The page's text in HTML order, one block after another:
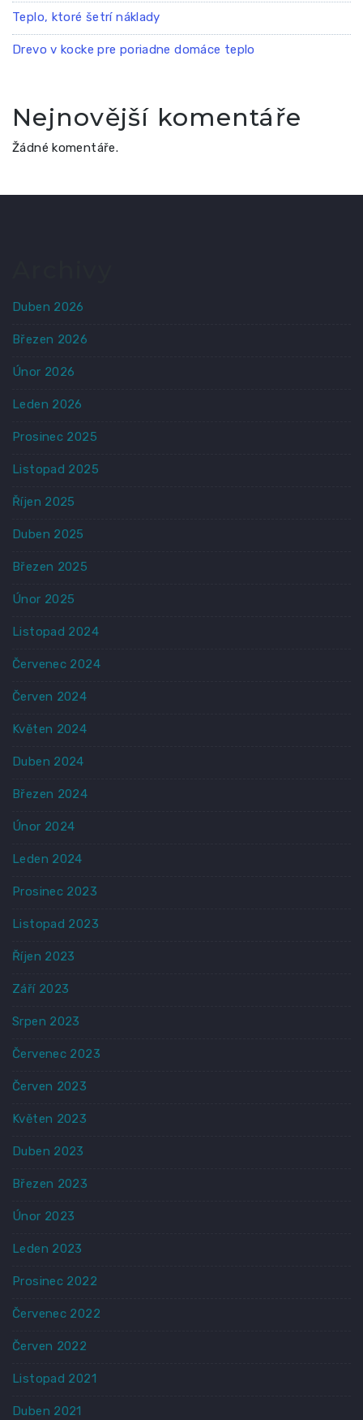
Teplo, ktoré šetrí náklady
Drevo v kocke pre poriadne domáce teplo
Nejnovější komentáře
Žádné komentáře.
Duben 2026
Březen 2026
Únor 2026
Leden 2026
Prosinec 2025
Listopad 2025
Říjen 2025
Duben 2025
Březen 2025
Únor 2025
Listopad 2024
Červenec 2024
Červen 2024
Květen 2024
Duben 2024
Březen 2024
Únor 2024
Leden 2024
Prosinec 2023
Listopad 2023
Říjen 2023
Září 2023
Srpen 2023
Červenec 2023
Červen 2023
Květen 2023
Duben 2023
Březen 2023
Únor 2023
Leden 2023
Prosinec 2022
Červenec 2022
Červen 2022
Listopad 2021
Duben 2021